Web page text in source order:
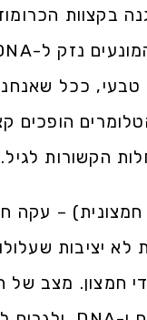
בקצוות
ככל
הופכים
הקשורות לגיל.
– עקה
לא יציבות
חמצון. מצב של